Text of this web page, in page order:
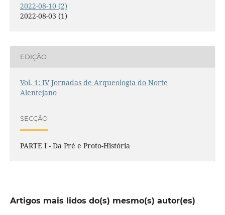
2022-08-10 (2)
2022-08-03 (1)
EDIÇÃO
Vol. 1: IV Jornadas de Arqueologia do Norte
Alentejano
SECÇÃO
PARTE I - Da Pré e Proto-História
Artigos mais lidos do(s) mesmo(s) autor(es)